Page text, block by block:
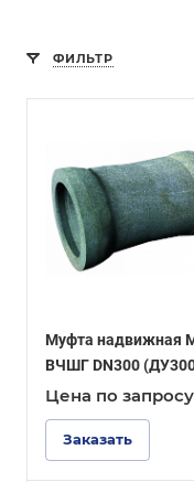
ФИЛЬТР
Муфта надвижная
ВЧШГ DN300
Цена по запросу
Заказать